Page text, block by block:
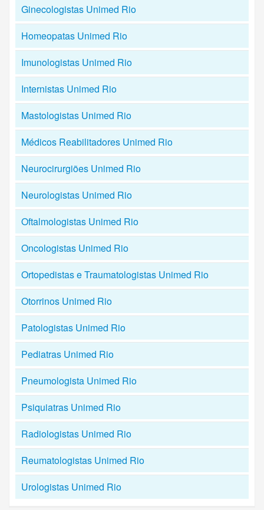
Ginecologistas Unimed Rio
Homeopatas Unimed Rio
Imunologistas Unimed Rio
Internistas Unimed Rio
Mastologistas Unimed Rio
Médicos Reabilitadores Unimed Rio
Neurocirurgiões Unimed Rio
Neurologistas Unimed Rio
Oftalmologistas Unimed Rio
Oncologistas Unimed Rio
Ortopedistas e Traumatologistas Unimed Rio
Otorrinos Unimed Rio
Patologistas Unimed Rio
Pediatras Unimed Rio
Pneumologista Unimed Rio
Psiquiatras Unimed Rio
Radiologistas Unimed Rio
Reumatologistas Unimed Rio
Urologistas Unimed Rio